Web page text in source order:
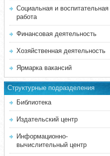
Социальная и воспитательная
работа
Финансовая деятельность
Хозяйственная деятельность
Ярмарка вакансий
Структурные подразделения
Библиотека
Издательский центр
Информационно-
вычислительный центр